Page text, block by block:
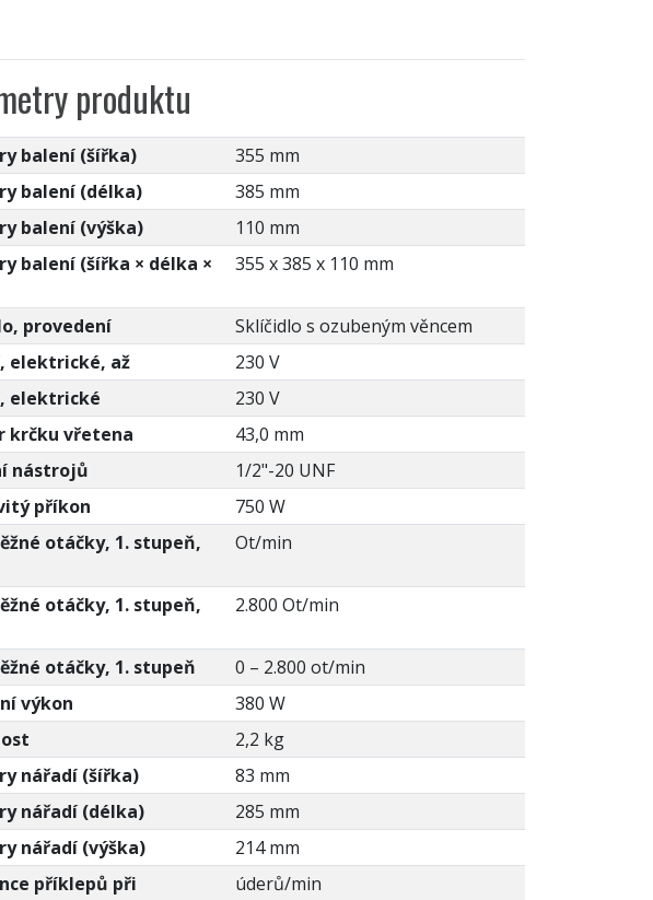
produktu
balení (šířka)
355 mm
balení (délka)
385 mm
balení (výška)
110 mm
balení (šířka × délka ×
355 x 385 x 110 mm
provedení
Sklíčidlo s ozubeným věncem
elektrické, až
230 V
elektrické
230 V
krčku vřetena
43,0 mm
nástrojů
1/2"-20 UNF
příkon
750 W
otáčky, 1. stupeň,
Ot/min
otáčky, 1. stupeň,
2.800 Ot/min
otáčky, 1. stupeň
0 – 2.800 ot/min
výkon
380 W
2,2 kg
nářadí (šířka)
83 mm
nářadí (délka)
285 mm
nářadí (výška)
214 mm
příklepů při
úderů/min